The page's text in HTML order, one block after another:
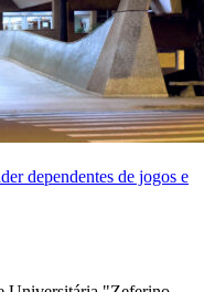
dependentes de jogos e